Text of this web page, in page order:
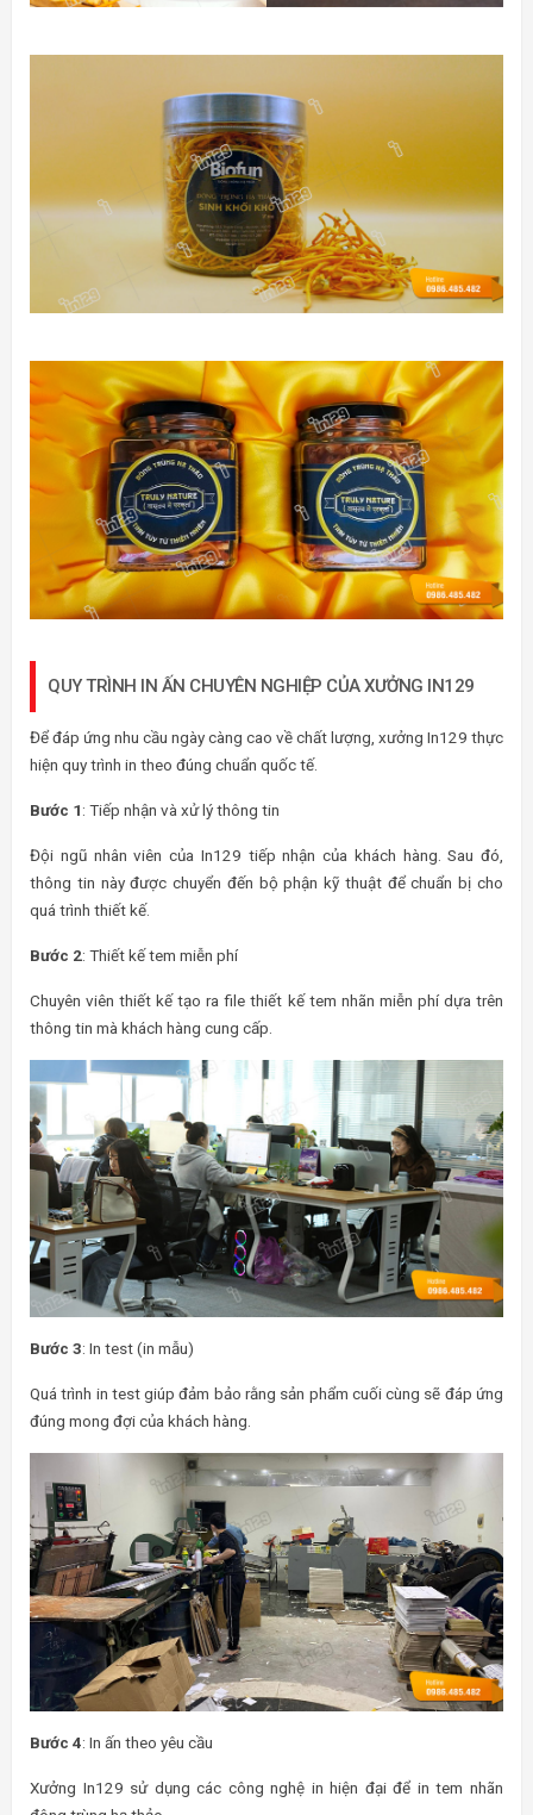
QUY TRÌNH IN ẤN CHUYÊN NGHIỆP CỦA XƯỞNG IN129
Để đáp ứng nhu cầu ngày càng cao về chất lượng, xưởng In129 thực
hiện quy trình in theo đúng chuẩn quốc tế.
Bước 1: Tiếp nhận và xử lý thông tin
Đội ngũ nhân viên của In129 tiếp nhận của khách hàng. Sau đó,
thông tin này được chuyển đến bộ phận kỹ thuật để chuẩn bị cho
quá trình thiết kế.
Bước 2: Thiết kế tem miễn phí
Chuyên viên thiết kế tạo ra file thiết kế tem nhãn miễn phí dựa trên
thông tin mà khách hàng cung cấp.
Bước 3: In test (in mẫu)
Quá trình in test giúp đảm bảo rằng sản phẩm cuối cùng sẽ đáp ứng
đúng mong đợi của khách hàng.
Bước 4: In ấn theo yêu cầu
Xưởng In129 sử dụng các công nghệ in hiện đại để in tem nhãn